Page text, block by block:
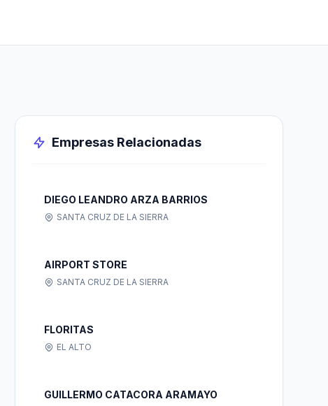
Empresas Relacionadas
DIEGO LEANDRO ARZA BARRIOS
SANTA CRUZ DE LA SIERRA
AIRPORT STORE
SANTA CRUZ DE LA SIERRA
FLORITAS
EL ALTO
GUILLERMO CATACORA ARAMAYO